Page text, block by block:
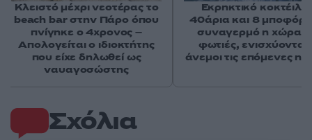
Σχόλια
Κλειστό μέχρι νεοτέρας το
beach bar στην Πάρο όπου
πνίγηκε ο 4χρονος –
Απολογείται ο ιδιοκτήτης
που είχε δηλωθεί ως
ναυαγοσώστης
Εκρηκτικό κοκτέιλ
40άρια και 8 μποφόρ
συναγερμό η χώρα
φωτιές, ενισχύονται
άνεμοι τις επόμενες